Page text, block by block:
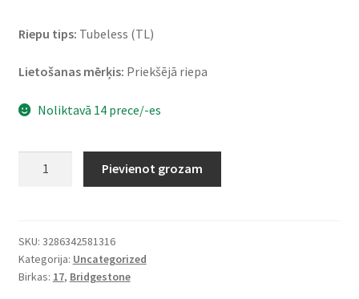
Riepu tips: Tubeless (TL)
Lietošanas mērķis: Priekšējā riepa
Noliktavā 14 prece/-es
120/70
ZR
17
Pievienot grozam
SKU: 3286342581316
Kategorija: Uncategorized
Birkas: 17, Bridgestone